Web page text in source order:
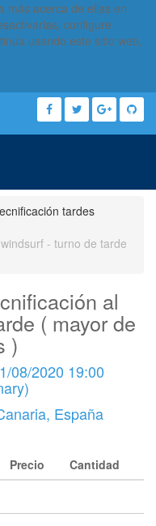
más acerca de ellas en
configure
usando este sitio web,
tardes
- turno de tarde
al
( mayor de
)
08/2020 19:00
)
, España
Precio Cantidad